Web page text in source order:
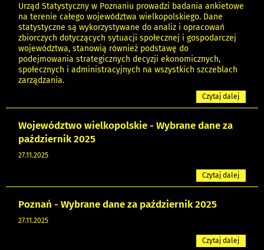
Urząd Statystyczny w Poznaniu prowadzi badania ankietowe
na terenie całego województwa wielkopolskiego. Dane
statystyczne są wykorzystywane do analiz i opracowań
zbiorczych dotyczących sytuacji społecznej i gospodarczej
województwa, stanowią również podstawę do
podejmowania strategicznych decyzji ekonomicznych,
społecznych i administracyjnych na wszystkich szczeblach
zarządzania.
Czytaj dalej
Województwo wielkopolskie - Wybrane dane za
październik 2025
27.11.2025
Czytaj dalej
Poznań - Wybrane dane za październik 2025
27.11.2025
Czytaj dalej